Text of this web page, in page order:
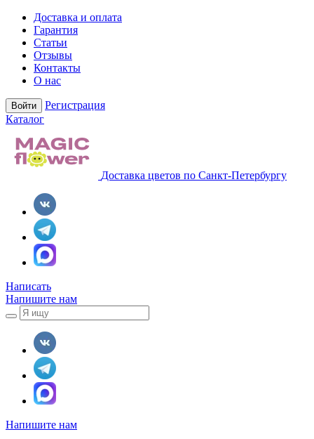
Доставка и оплата
Гарантия
Статьи
Отзывы
Контакты
О нас
Войти
Регистрация
Каталог
Доставка цветов по Санкт-Петербургу
Написать
Напишите нам
Напишите нам